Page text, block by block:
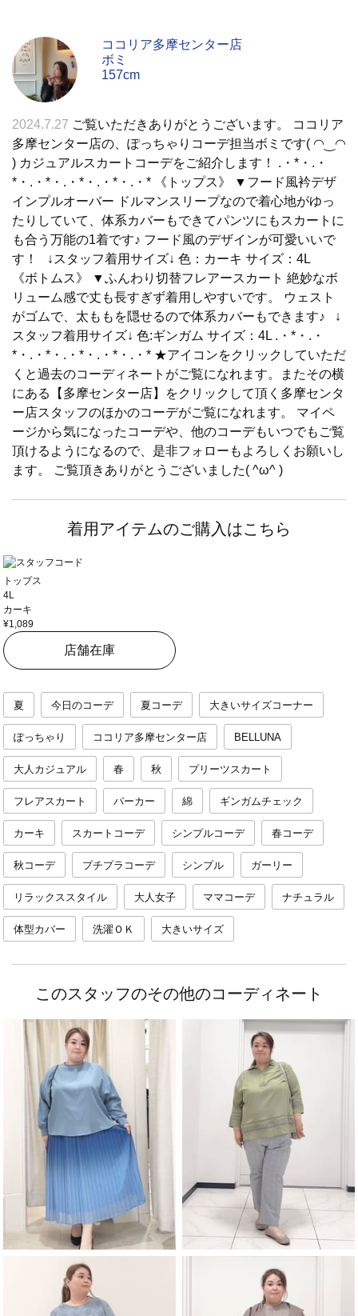
ココリア多摩センター店
ボミ
157cm
2024.7.27 ご覧いただきありがとうございます。 ココリア
多摩センター店の、ぽっちゃりコーデ担当ボミです( ◠‿◠
) カジュアルスカートコーデをご紹介します！ .・*・.・
*・.・*・.・*・.・*・.・* 《トップス》 ▼フード風衿デザ
インプルオーバー ドルマンスリープなので着心地がゆっ
たりしていて、体系カバーもできてパンツにもスカートに
も合う万能の1着です♪ フード風のデザインが可愛いいで
す！ ↓スタッフ着用サイズ↓ 色：カーキ サイズ：4L
《ボトムス》 ▼ふんわり切替フレアースカート 絶妙なボ
リューム感で丈も長すぎず着用しやすいです。 ウェスト
がゴムで、太ももを隠せるので体系カバーもできます♪ ↓
スタッフ着用サイズ↓ 色:ギンガム サイズ：4L .・*・.・
*・.・*・.・*・.・*・.・* ★アイコンをクリックしていただ
くと過去のコーディネートがご覧になれます。またその横
にある【多摩センター店】をクリックして頂く多摩センタ
ー店スタッフのほかのコーデがご覧になれます。 マイペ
ージから気になったコーデや、他のコーデもいつでもご覧
頂けるようになるので、是非フォローもよろしくお願いし
ます。 ご覧頂きありがとうございました( ^ω^ )
着用アイテムのご購入はこちら
トップス
4L
カーキ
¥1,089
店舗在庫
夏 今日のコーデ 夏コーデ 大きいサイズコーナー
ぽっちゃり ココリア多摩センター店 BELLUNA
大人カジュアル 春 秋 プリーツスカート
フレアスカート パーカー 綿 ギンガムチェック
カーキ スカートコーデ シンプルコーデ 春コーデ
秋コーデ プチプラコーデ シンプル ガーリー
リラックススタイル 大人女子 ママコーデ ナチュラル
体型カバー 洗濯ＯＫ 大きいサイズ
このスタッフのその他のコーディネート